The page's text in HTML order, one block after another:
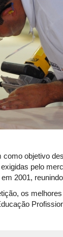
como objetivo
pelo
2001,
os